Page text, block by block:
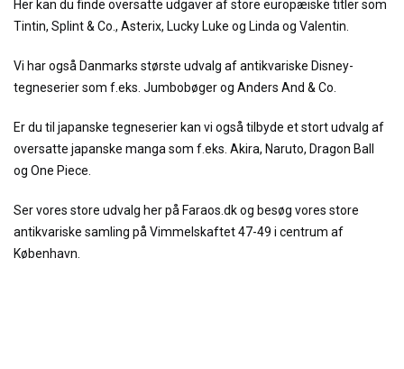
Her kan du finde oversatte udgaver af store europæiske titler som
Tintin, Splint & Co., Asterix, Lucky Luke og Linda og Valentin.
Vi har også Danmarks største udvalg af antikvariske Disney-
tegneserier som f.eks. Jumbobøger og Anders And & Co.
Er du til japanske tegneserier kan vi også tilbyde et stort udvalg af
oversatte japanske manga som f.eks. Akira, Naruto, Dragon Ball
og One Piece.
Ser vores store udvalg her på Faraos.dk og besøg vores store
antikvariske samling på Vimmelskaftet 47-49 i centrum af
København.